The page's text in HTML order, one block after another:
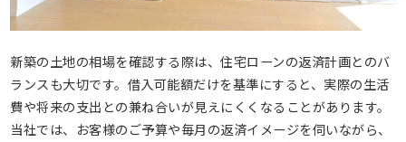
新築の土地の相場を確認する際は、住宅ローンの返済計画とのバ
ランスも大切です。借入可能額だけを基準にすると、実際の生活
費や将来の支出との兼ね合いが見えにくくなることがあります。
当社では、お客様のご予算や毎月の返済イメージを伺いながら、